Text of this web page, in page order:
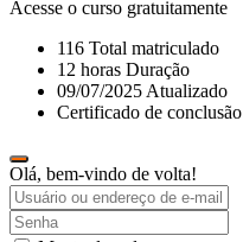
Acesse o curso gratuitamente
116 Total matriculado
12 horas Duração
09/07/2025 Atualizado
Certificado de conclusão
Olá, bem-vindo de volta!